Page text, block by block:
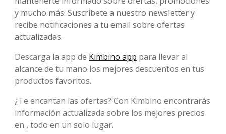
y mucho más. Suscríbete a nuestro newsletter y
recibe notificaciones a tu email sobre ofertas
actualizadas.
Descarga la app de Kimbino app para llevar al
alcance de tu mano los mejores descuentos en tus
productos favoritos.
¿Te encantan las ofertas? Con Kimbino encontrarás
información actualizada sobre los mejores precios
en , todo en un solo lugar.